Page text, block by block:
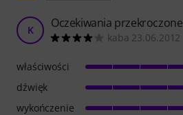
K Oczekiwania przekroczone
kaba 23.06.2012
właściwości
dźwięk
wykończenie